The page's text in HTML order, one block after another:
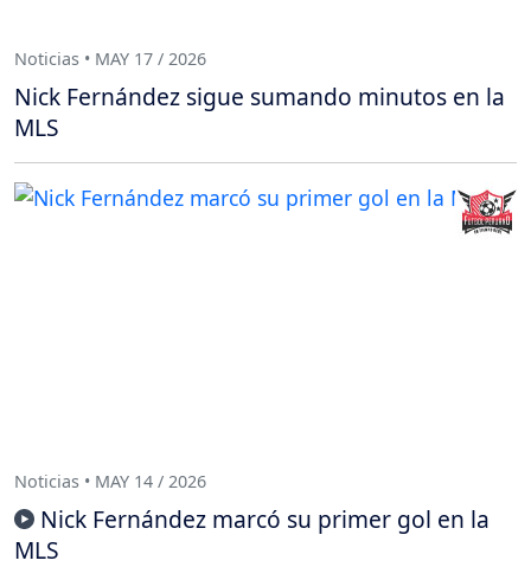
Noticias • MAY 17 / 2026
Nick Fernández sigue sumando minutos en la
MLS
Noticias • MAY 14 / 2026
Nick Fernández marcó su primer gol en la
MLS